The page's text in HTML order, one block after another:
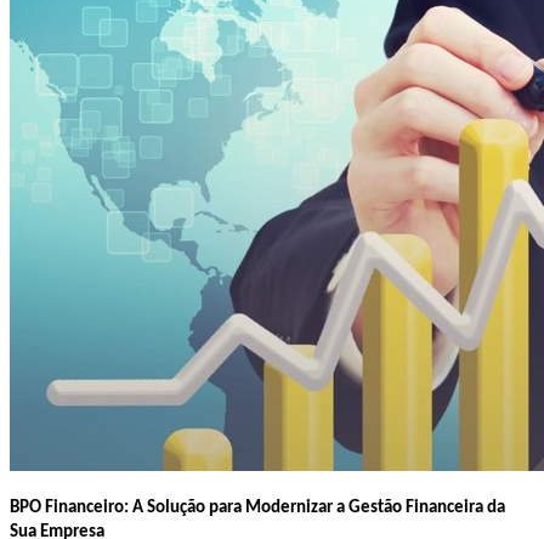
BPO Financeiro: A Solução para Modernizar a Gestão Financeira da
Sua Empresa